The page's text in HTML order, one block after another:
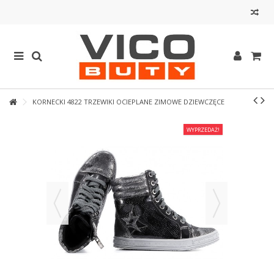
KORNECKI 4822 TRZEWIKI OCIEPLANE ZIMOWE DZIEWCZĘCE
WYPRZEDAŻ!